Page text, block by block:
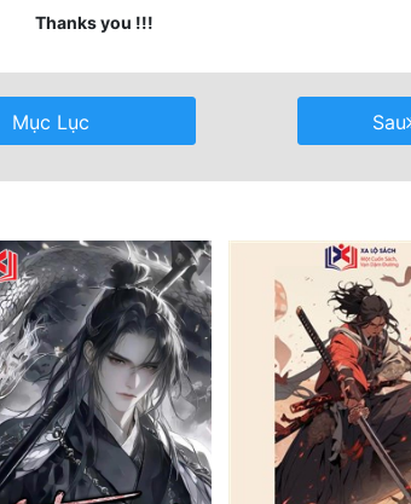
Thanks you !!!
Mục Lục Sau